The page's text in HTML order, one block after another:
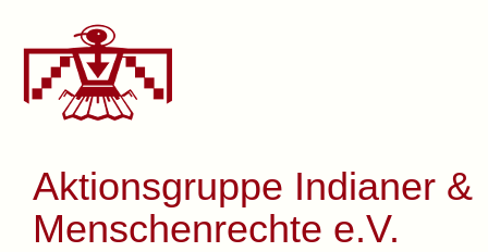
Aktionsgruppe Indianer &
Menschenrechte e.V.